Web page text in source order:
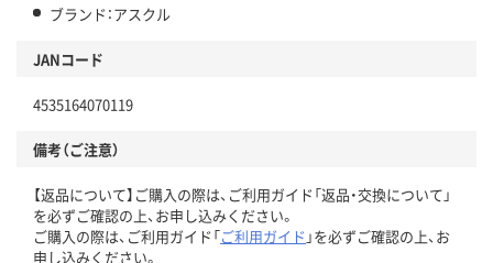
ブランド：アスクル
JANコード
4535164070119
備考（ご注意）
【返品について】ご購入の際は、ご利用ガイド「返品・交換について」
を必ずご確認の上、お申し込みください。
ご購入の際は、ご利用ガイド「ご利用ガイド 」を必ずご確認の上、お
申し込みください。